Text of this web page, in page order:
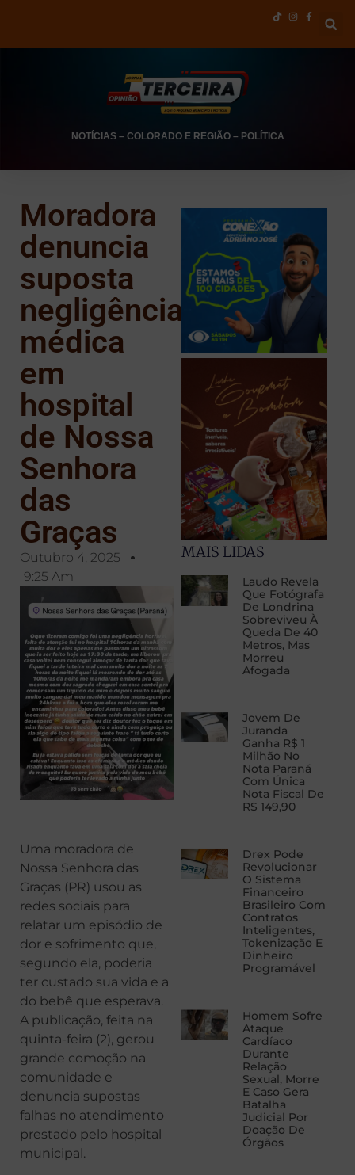
NOTÍCIAS– COLORADO E REGIÃO– POLÍTICA
Moradora
denuncia
suposta
negligência
médica
em
hospital
de Nossa
Senhora
das
Graças
Outubro 4, 2025
9:25 Am
Uma moradora de
Nossa Senhora das
Graças (PR) usou as
redes sociais para
relatar um episódio de
dor e sofrimento que,
segundo ela, poderia
ter custado sua vida e a
do bebê que esperava.
A publicação, feita na
quinta-feira (2), gerou
grande comoção na
comunidade e
denuncia supostas
falhas no atendimento
prestado pelo hospital
municipal.
MAIS LIDAS
Laudo Revela
Que Fotógrafa
De Londrina
Sobreviveu À
Queda De 40
Metros, Mas
Morreu
Afogada
Jovem De
Juranda
Ganha R$ 1
Milhão No
Nota Paraná
Com Única
Nota Fiscal De
R$ 149,90
Drex Pode
Revolucionar
O Sistema
Financeiro
Brasileiro Com
Contratos
Inteligentes,
Tokenização E
Dinheiro
Programável
Homem Sofre
Ataque
Cardíaco
Durante
Relação
Sexual, Morre
E Caso Gera
Batalha
Judicial Por
Doação De
Órgãos